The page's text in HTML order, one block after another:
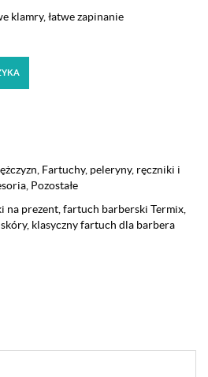
klamry, łatwe zapinanie
Fartuchy, peleryny, ręczniki i
Pozostałe
na prezent fartuch barberski Termix
, klasyczny fartuch dla barbera